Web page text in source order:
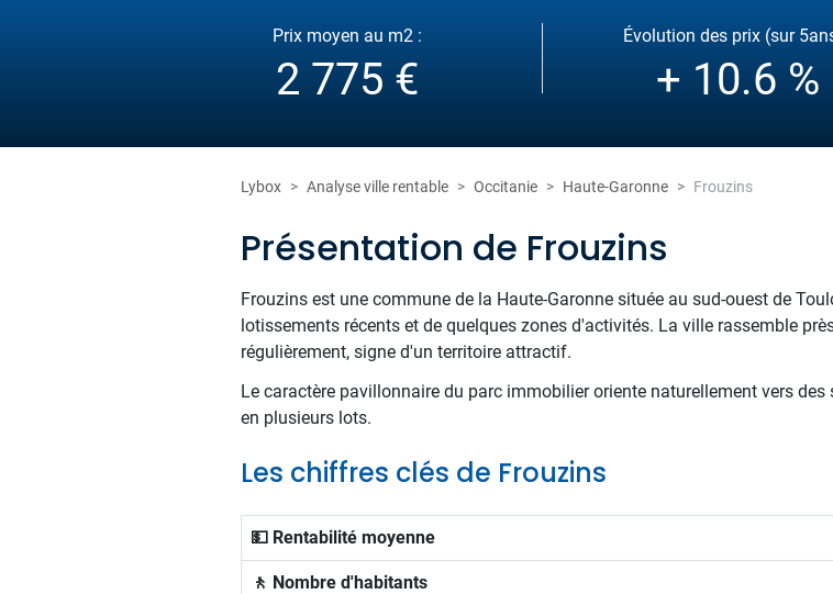
Prix moyen au m2 :
2 775 €
Évolution des prix (sur
+ 10.6 %
Lybox Analyse ville rentable Occitanie Haute-Garonne Frouzins
Présentation de Frouzins
Frouzins est une commune de la Haute-Garonne située au sud-ouest de
lotissements récents et de quelques zones d'activités. La ville rassemble
régulièrement, signe d'un territoire attractif.
Le caractère pavillonnaire du parc immobilier oriente naturellement vers
en plusieurs lots.
Les chiffres clés de Frouzins
💵 Rentabilité moyenne
🚶 Nombre d'habitants